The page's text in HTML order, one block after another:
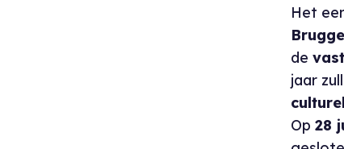
Het
Brugge
de
jaar
Op 28